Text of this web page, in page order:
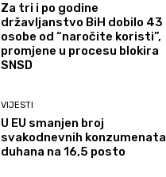
Za tri i po godine
državljanstvo BiH dobilo 43
osobe od “naročite koristi”,
promjene u procesu blokira
SNSD
VIJESTI
U EU smanjen broj
svakodnevnih konzumenata
duhana na 16,5 posto